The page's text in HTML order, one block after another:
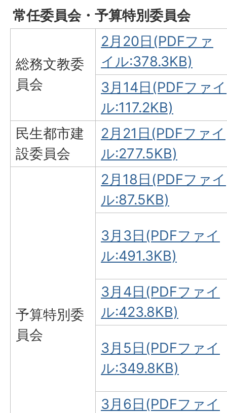
常任委員会・予算特別委員会
総務文教委
員会
2月20日(PDFファ
イル:378.3KB)
3月14日(PDFファイ
ル:117.2KB)
民生都市建
設委員会
2月21日(PDFファイ
ル:277.5KB)
予算特別委
員会
2月18日(PDFファイ
ル:87.5KB)
3月3日(PDFファイ
ル:491.3KB)
3月4日(PDFファイ
ル:423.8KB)
3月5日(PDFファイ
ル:349.8KB)
3月6日(PDFファイ